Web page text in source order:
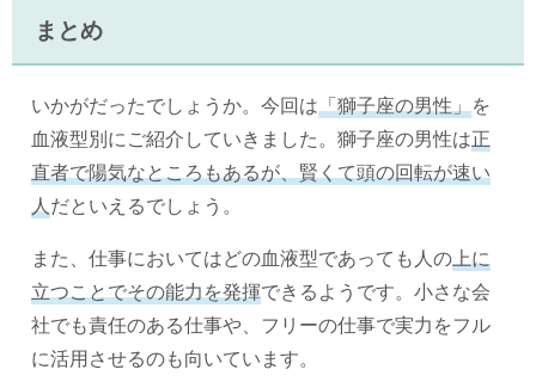
まとめ
いかがだったでしょうか。今回は「獅子座の男性」を
血液型別にご紹介していきました。獅子座の男性は正
直者で陽気なところもあるが、賢くて頭の回転が速い
人だといえるでしょう。
また、仕事においてはどの血液型であっても人の上に
立つことでその能力を発揮できるようです。小さな会
社でも責任のある仕事や、フリーの仕事で実力をフル
に活用させるのも向いています。